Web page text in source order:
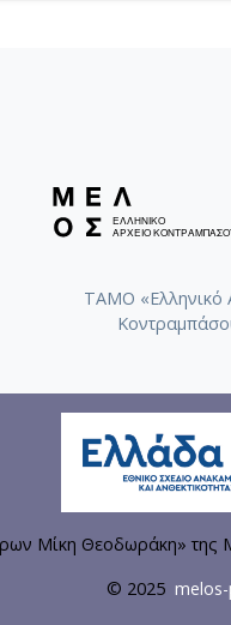
ΤΑΜΟ «Ελληνικό
Μίκη Θεοδωράκη» της
© 2025